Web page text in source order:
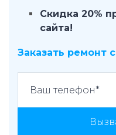
Скидка 20%
сайта!
Заказать ремонт